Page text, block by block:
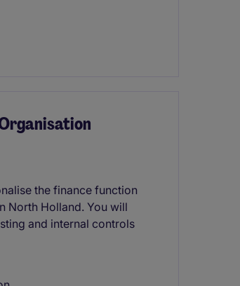
the finance function
North Holland. You will
and internal controls